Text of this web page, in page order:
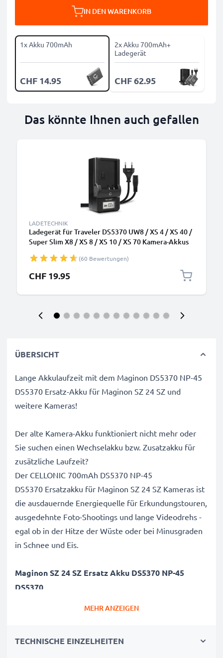
IN DEN WARENKORB
1x Akku 700mAh
CHF 14.95
2x Akku 700mAh+
Ladegerät
CHF 62.95
Das könnte Ihnen auch gefallen
LADETECHNIK
Ladegerät für Traveler DS5370 UW8 / XS 4 / XS 40 /
Super Slim X8 / XS 8 / XS 10 / XS 70 Kamera-Akkus
(60 Bewertungen)
CHF 19.95
ÜBERSICHT
Lange Akkulaufzeit mit dem Maginon DS5370 NP-45
DS5370 Ersatz-Akku für Maginon SZ 24 SZ und
weitere Kameras!
Der alte Kamera-Akku funktioniert nicht mehr oder
Sie suchen einen Wechselakku bzw. Zusatzakku für
zusätzliche Laufzeit?
Der CELLONIC 700mAh DS5370 NP-45
DS5370 Ersatzakku für Maginon SZ 24 SZ Kameras ist
die ausdauernde Energiequelle für Erkundungstouren,
ausgedehnte Foto-Shootings und lange Videodrehs -
egal ob in der Hitze der Wüste oder bei Minusgraden
in Schnee und Eis.
Maginon SZ 24 SZ Ersatz Akku DS5370 NP-45
DS5370
Zelltyp: Lithium Ionen Akkupack / Battery Pack
MEHR ANZEIGEN
TECHNISCHE EINZELHEITEN